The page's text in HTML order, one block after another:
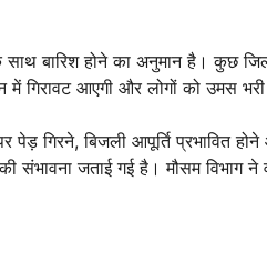
बारिश होने का अनुमान है। कुछ
आएगी और लोगों को उमस भरी
गिरने, बिजली आपूर्ति प्रभावित
संभावना जताई गई है। मौसम विभाग